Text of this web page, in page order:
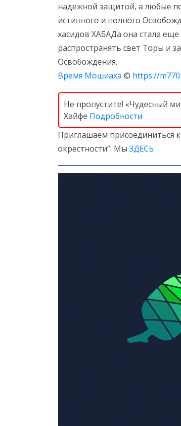
надежной защитой, а любые
истинного и полного
хасидов ХАБАДа она стала
распространять свет Торы и
Освобождения.
Время Мошиаха © https://
Не пропустите! «Чудесный
Хайфе Подробности
Приглашаем присоединиться
окрестности”. Мы ЗДЕСЬ